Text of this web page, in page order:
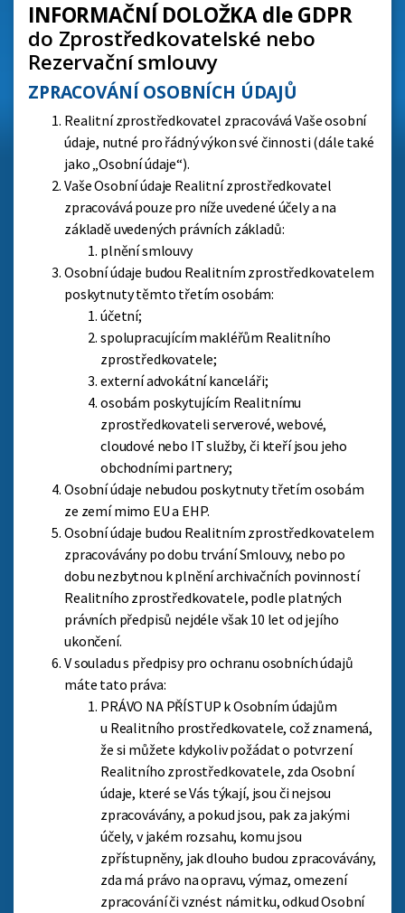
INFORMAČNÍ DOLOŽKA dle GDPR
do Zprostředkovatelské nebo
Rezervační smlouvy
ZPRACOVÁNÍ OSOBNÍCH ÚDAJŮ
Realitní zprostředkovatel zpracovává Vaše osobní
údaje, nutné pro řádný výkon své činnosti (dále také
jako „Osobní údaje“).
Vaše Osobní údaje Realitní zprostředkovatel
zpracovává pouze pro níže uvedené účely a na
základě uvedených právních základů:
plnění smlouvy
Osobní údaje budou Realitním zprostředkovatelem
poskytnuty těmto třetím osobám:
účetní;
spolupracujícím makléřům Realitního
zprostředkovatele;
externí advokátní kanceláři;
osobám poskytujícím Realitnímu
zprostředkovateli serverové, webové,
cloudové nebo IT služby, či kteří jsou jeho
obchodními partnery;
Osobní údaje nebudou poskytnuty třetím osobám
ze zemí mimo EU a EHP.
Osobní údaje budou Realitním zprostředkovatelem
zpracovávány po dobu trvání Smlouvy, nebo po
dobu nezbytnou k plnění archivačních povinností
Realitního zprostředkovatele, podle platných
právních předpisů nejdéle však 10 let od jejího
ukončení.
V souladu s předpisy pro ochranu osobních údajů
máte tato práva:
PRÁVO NA PŘÍSTUP k Osobním údajům
u Realitního prostředkovatele, což znamená,
že si můžete kdykoliv požádat o potvrzení
Realitního zprostředkovatele, zda Osobní
údaje, které se Vás týkají, jsou či nejsou
zpracovávány, a pokud jsou, pak za jakými
účely, v jakém rozsahu, komu jsou
zpřístupněny, jak dlouho budou zpracovávány,
zda má právo na opravu, výmaz, omezení
zpracování či vznést námitku, odkud Osobní